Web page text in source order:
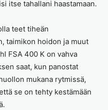
itse tahallani haastamaan.
teet tiheän
taimikon hoidon ja muut
FSA 400 K on vahva
saat, kun panostat
mukana rytmissä,
se on tehty kestämään